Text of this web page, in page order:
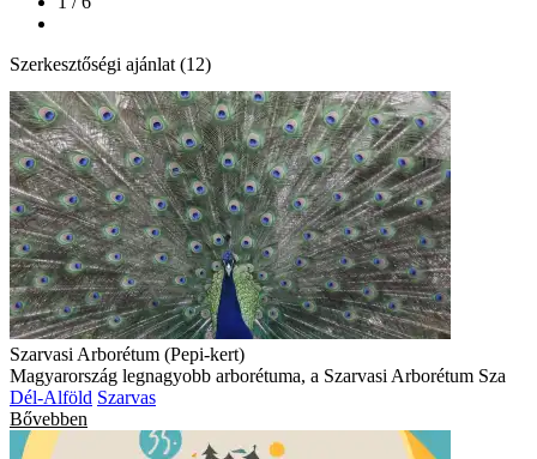
Szerkesztőségi ajánlat (12)
Szarvasi Arborétum (Pepi-kert)
Magyarország legnagyobb arborétuma, a Szarvasi Arborétum Sza
Dél-Alföld Szarvas
Bővebben